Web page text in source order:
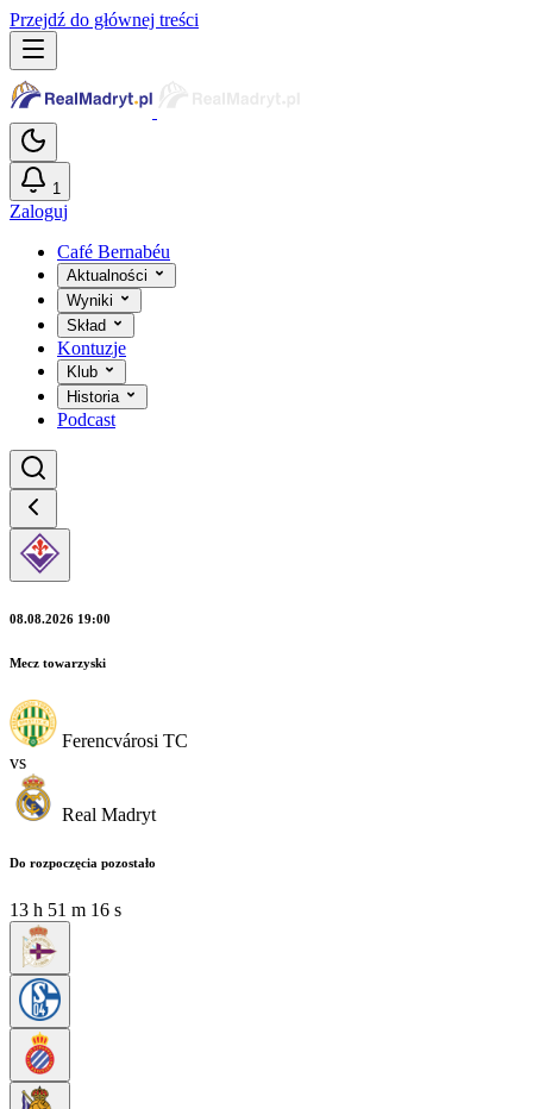
Przejdź do głównej treści
1
Zaloguj
Café Bernabéu
Aktualności
Wyniki
Skład
Kontuzje
Klub
Historia
Podcast
08.08.2026 19:00
Mecz towarzyski
Ferencvárosi TC
vs
Real Madryt
Do rozpoczęcia pozostało
13 h 51 m 16 s